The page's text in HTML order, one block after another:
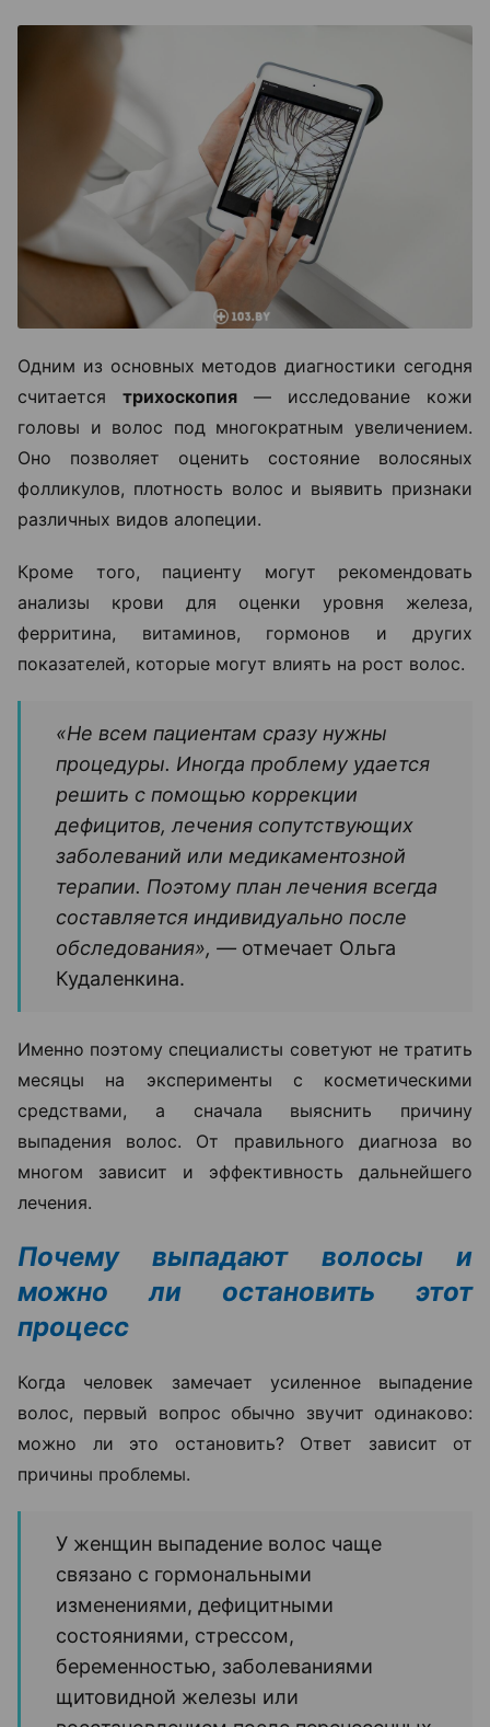
Одним из основных методов диагностики сегодня
считается трихоскопия — исследование кожи
головы и волос под многократным увеличением.
Оно позволяет оценить состояние волосяных
фолликулов, плотность волос и выявить признаки
различных видов алопеции.
Кроме того, пациенту могут рекомендовать
анализы крови для оценки уровня железа,
ферритина, витаминов, гормонов и других
показателей, которые могут влиять на рост волос.
«Не всем пациентам сразу нужны
процедуры. Иногда проблему удается
решить с помощью коррекции
дефицитов, лечения сопутствующих
заболеваний или медикаментозной
терапии. Поэтому план лечения всегда
составляется индивидуально после
обследования», — отмечает Ольга
Кудаленкина.
Именно поэтому специалисты советуют не тратить
месяцы на эксперименты с косметическими
средствами, а сначала выяснить причину
выпадения волос. От правильного диагноза во
многом зависит и эффективность дальнейшего
лечения.
Почему выпадают волосы и
можно ли остановить этот
процесс
Когда человек замечает усиленное выпадение
волос, первый вопрос обычно звучит одинаково:
можно ли это остановить? Ответ зависит от
причины проблемы.
У женщин выпадение волос чаще
связано с гормональными
изменениями, дефицитными
состояниями, стрессом,
беременностью, заболеваниями
щитовидной железы или